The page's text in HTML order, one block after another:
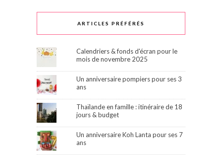
ARTICLES PRÉFÉRÉS
Calendriers & fonds d'écran pour le
mois de novembre 2025
Un anniversaire pompiers pour ses 3
ans
Thaïlande en famille : itinéraire de 18
jours & budget
Un anniversaire Koh Lanta pour ses 7
ans